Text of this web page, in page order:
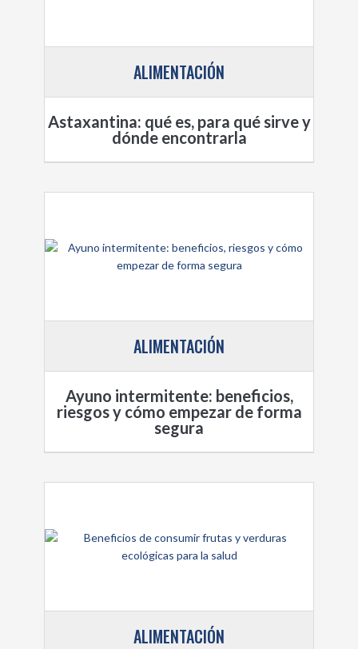
ALIMENTACIÓN
Astaxantina: qué es, para qué sirve y
dónde encontrarla
ALIMENTACIÓN
Ayuno intermitente: beneficios,
riesgos y cómo empezar de forma
segura
ALIMENTACIÓN